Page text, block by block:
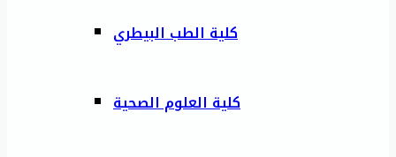
كلية الطب البيطري
كلية العلوم الصحية